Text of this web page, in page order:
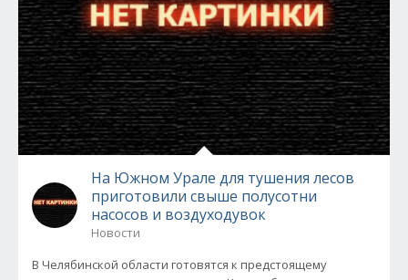
На Южном Урале для тушения лесов
приготовили свыше полусотни
насосов и воздуходувок
Новости
В Челябинской области готовятся к предстоящему